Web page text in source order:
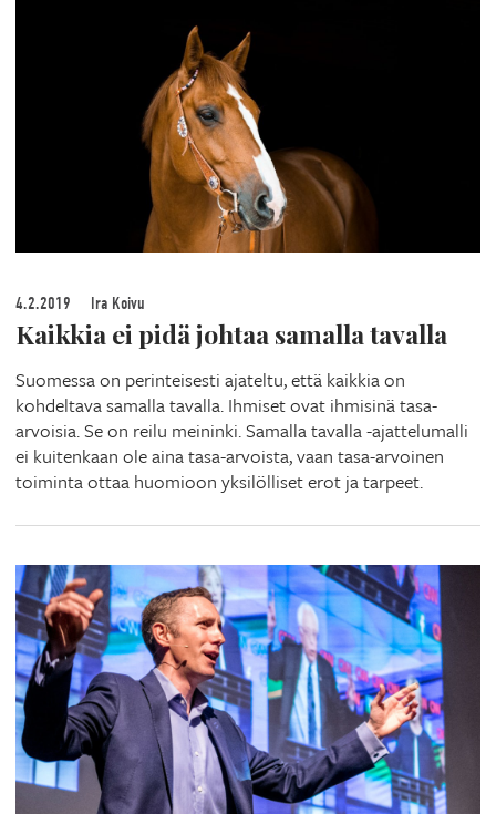
4.2.2019 Ira Koivu
Kaikkia ei pidä johtaa samalla tavalla
Suomessa on perinteisesti ajateltu, että kaikkia on
kohdeltava samalla tavalla. Ihmiset ovat ihmisinä tasa-
arvoisia. Se on reilu meininki. Samalla tavalla -ajattelumalli
ei kuitenkaan ole aina tasa-arvoista, vaan tasa-arvoinen
toiminta ottaa huomioon yksilölliset erot ja tarpeet.